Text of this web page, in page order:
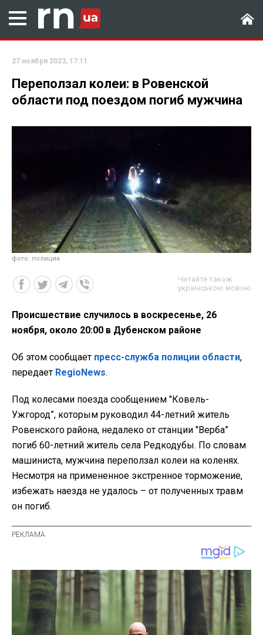
27 ноября 2023, 17:11
Переползал колеи: в Ровенской
области под поездом погиб мужчина
фото: полиция
Читайте також
українською мовою
Происшествие случилось в воскресенье, 26
ноября, около 20:00 в Дубенском районе
Об этом сообщает пресс-служба полиции области,
передает RegioNews.
Под колесами поезда сообщением "Ковель-
Ужгород”, которым руководил 44-летний житель
Ровенского района, недалеко от станции "Верба”
погиб 60-летний житель села Редкодубы. По словам
машиниста, мужчина переползал колеи на коленях.
Несмотря на примененное экстренное торможение,
избежать наезда не удалось – от полученных травм
он погиб.